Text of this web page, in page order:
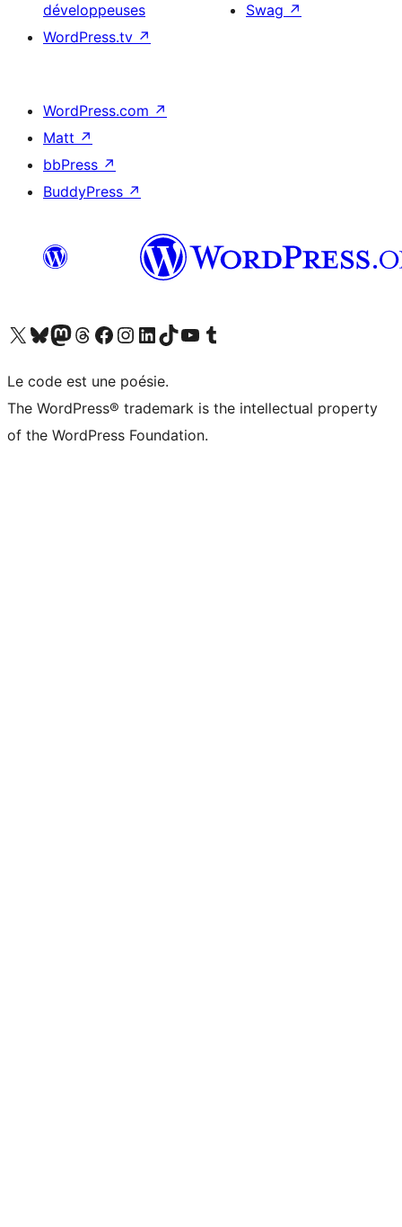
développeuses
WordPress.tv ↗
Swag ↗
WordPress.com ↗
Matt ↗
bbPress ↗
BuddyPress ↗
Visitez notre compte X (précédemment Twitter)
Visiter notre compte Bluesky
Visiter notre compte Mastodon
Visiter notre compte Threads
Consulter notre compte Facebook
Consulter notre compte Instagram
Consulter notre compte LinkedIn
Visiter notre compte TokTok
Visiter notre chaîne YouTube
Visiter notre compte Tumblr
Le code est une poésie.
The WordPress® trademark is the intellectual property
of the WordPress Foundation.